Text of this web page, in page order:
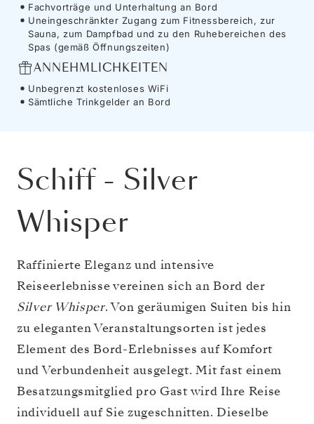
Fachvorträge und Unterhaltung an Bord
Uneingeschränkter Zugang zum Fitnessbereich, zur
Sauna, zum Dampfbad und zu den Ruhebereichen des
Spas (gemäß Öffnungszeiten)
ANNEHMLICHKEITEN
Unbegrenzt kostenloses WiFi
Sämtliche Trinkgelder an Bord
Schiff- Silver
Whisper
Raffinierte Eleganz und intensive
Reiseerlebnisse vereinen sich an Bord der
Silver Whisper. Von geräumigen Suiten bis hin
zu eleganten Veranstaltungsorten ist jedes
Element des Bord-Erlebnisses auf Komfort
und Verbundenheit ausgelegt. Mit fast einem
Besatzungsmitglied pro Gast wird Ihre Reise
individuell auf Sie zugeschnitten. Dieselbe